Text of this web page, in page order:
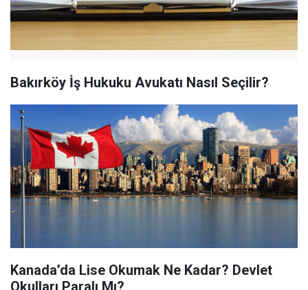
Bakırköy İş Hukuku Avukatı Nasıl Seçilir?
Kanada’da Lise Okumak Ne Kadar? Devlet
Okulları Paralı Mı?